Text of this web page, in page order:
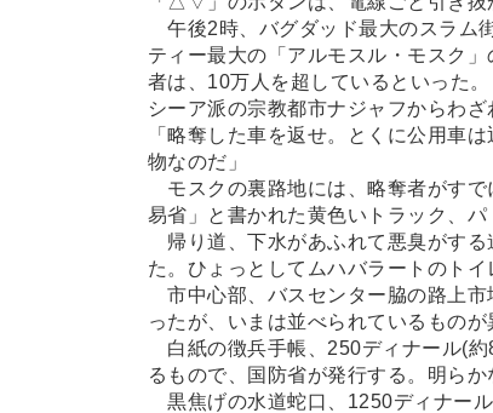
午後2時、バグダッド最大のスラム
ティー最大の「アルモスル・モスク
者は、10万人を超しているといった。
シーア派の宗教都市ナジャフからわ
「略奪した車を返せ。とくに公用車
物なのだ」
モスクの裏路地には、略奪者がすで
易省」と書かれた黄色いトラック、パ
帰り道、下水があふれて悪臭がする
た。ひょっとしてムハバラートのト
市中心部、バスセンター脇の路上市
ったが、いまは並べられているものが
白紙の徴兵手帳、250ディナール(約
るもので、国防省が発行する。明らか
黒焦げの水道蛇口、1250ディナール